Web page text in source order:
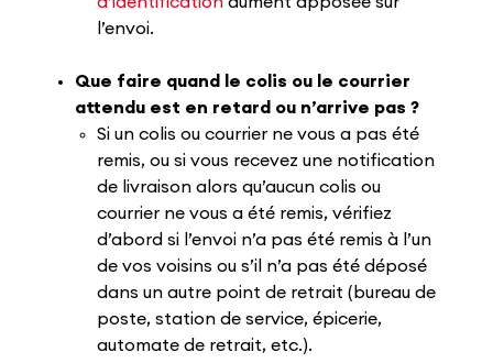
l’envoi.
Que faire quand le colis ou le courrier
attendu est en retard ou n’arrive pas ?
Si un colis ou courrier ne vous a pas été
remis, ou si vous recevez une notification
de livraison alors qu’aucun colis ou
courrier ne vous a été remis, vérifiez
d’abord si l’envoi n’a pas été remis à l’un
de vos voisins ou s’il n’a pas été déposé
dans un autre point de retrait (bureau de
poste, station de service, épicerie,
automate de retrait, etc.).